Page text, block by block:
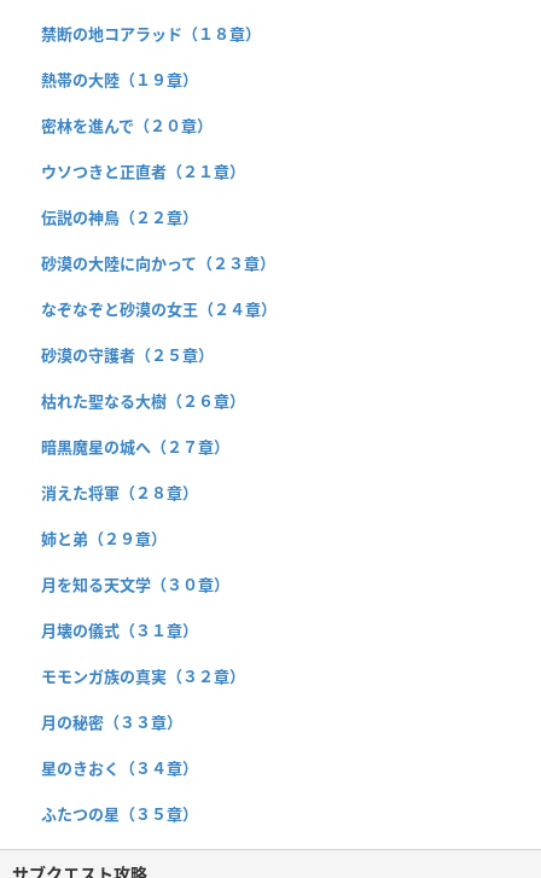
禁断の地コアラッド（１８章）
熱帯の大陸（１９章）
密林を進んで（２０章）
ウソつきと正直者（２１章）
伝説の神鳥（２２章）
砂漠の大陸に向かって（２３章）
なぞなぞと砂漠の女王（２４章）
砂漠の守護者（２５章）
枯れた聖なる大樹（２６章）
暗黒魔星の城へ（２７章）
消えた将軍（２８章）
姉と弟（２９章）
月を知る天文学（３０章）
月壊の儀式（３１章）
モモンガ族の真実（３２章）
月の秘密（３３章）
星のきおく（３４章）
ふたつの星（３５章）